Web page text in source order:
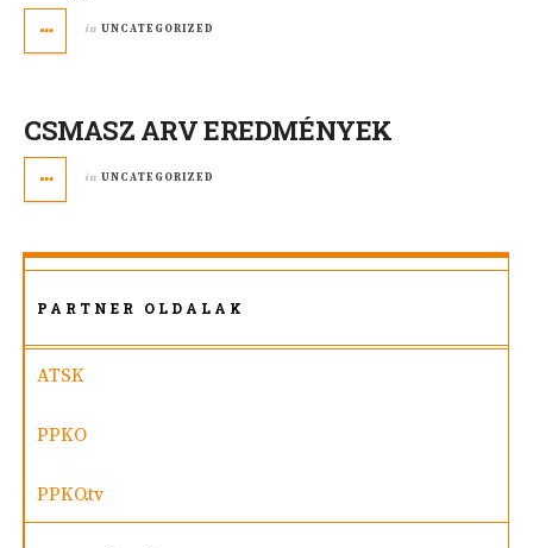
in UNCATEGORIZED
CSMASZ ARV EREDMÉNYEK
in UNCATEGORIZED
PARTNER OLDALAK
ATSK
PPKO
PPKO.tv